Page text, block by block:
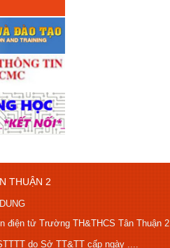
THUẬN 2
điện tử Trường TH&THCS Tân Thuận 2
do Sở TT&TT cấp ngày ....